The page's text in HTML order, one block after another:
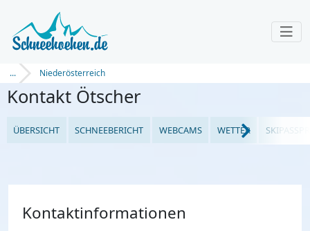
... Niederösterreich
Kontakt Ötscher
ÜBERSICHT SCHNEEBERICHT WEBCAMS WETTER
Kontaktinformationen